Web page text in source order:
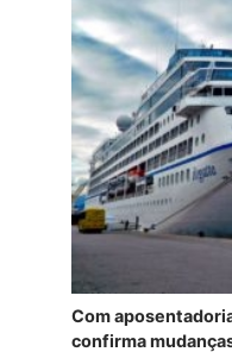
Com
confirma